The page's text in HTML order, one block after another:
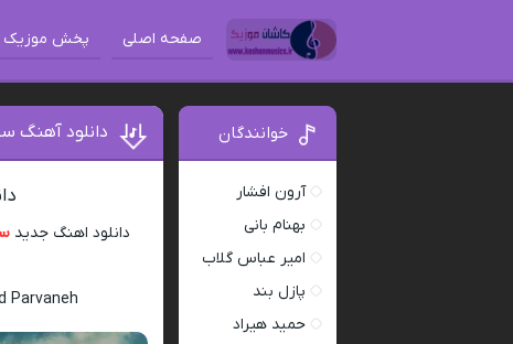
صفحه اصلی پخش موزیک
دانلود آهنگ
دانلود اهنگ جدید
Parvaneh
خوانندگان
آرون افشار
بهنام بانی
امیر عباس گلاب
پازل بند
حمید هیراد